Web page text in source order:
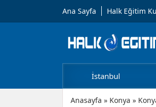
Ana Sayfa Halk Eğitim
İstanbul
Anasayfa » Konya »